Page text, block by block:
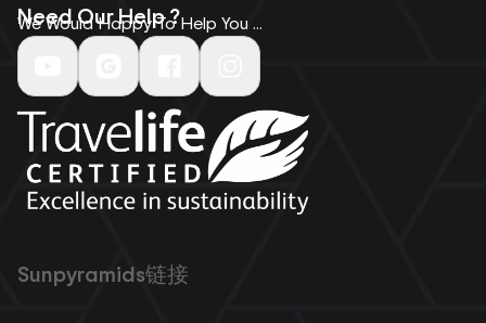
Need Our Help ?
We Would Happy To Help You ...
Sunpyramids链接